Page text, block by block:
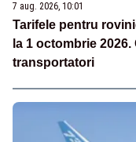
7 aug. 2026, 10:01
Tarifele pentru
la 1 octombrie
transportatori